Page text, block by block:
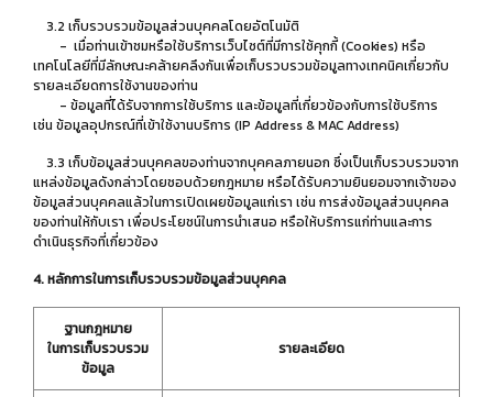
3.2 เก็บรวบรวมข้อมูลส่วนบุคคลโดยอัตโนมัติ
- เมื่อท่านเข้าชมหรือใช้บริการเว็บไซต์ที่มีการใช้คุกกี้ (Cookies) หรือ
เทคโนโลยีที่มีลักษณะคล้ายคลึงกันเพื่อเก็บรวบรวมข้อมูลทางเทคนิคเกี่ยวกับ
รายละเอียดการใช้งานของท่าน
- ข้อมูลที่ได้รับจากการใช้บริการ และข้อมูลที่เกี่ยวข้องกับการใช้บริการ
เช่น ข้อมูลอุปกรณ์ที่เข้าใช้งานบริการ (IP Address & MAC Address)
3.3 เก็บข้อมูลส่วนบุคคลของท่านจากบุคคลภายนอก ซึ่งเป็นเก็บรวบรวมจาก
แหล่งข้อมูลดังกล่าวโดยชอบด้วยกฎหมาย หรือได้รับความยินยอมจากเจ้าของ
ข้อมูลส่วนบุคคลแล้วในการเปิดเผยข้อมูลแก่เรา เช่น การส่งข้อมูลส่วนบุคคล
ของท่านให้กับเรา เพื่อประโยชน์ในการนำเสนอ หรือให้บริการแก่ท่านและการ
ดำเนินธุรกิจที่เกี่ยวข้อง
4. หลักการในการเก็บรวบรวมข้อมูลส่วนบุคคล
ฐานกฎหมาย
ในการเก็บรวบรวม
ข้อมูล
รายละเอียด